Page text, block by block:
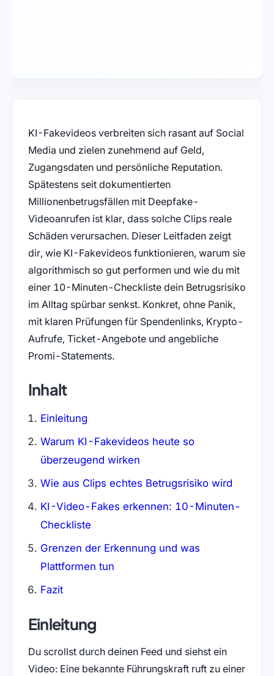
KI-Fakevideos verbreiten sich rasant auf Social
Media und zielen zunehmend auf Geld,
Zugangsdaten und persönliche Reputation.
Spätestens seit dokumentierten
Millionenbetrugsfällen mit Deepfake-
Videoanrufen ist klar, dass solche Clips reale
Schäden verursachen. Dieser Leitfaden zeigt
dir, wie KI-Fakevideos funktionieren, warum sie
algorithmisch so gut performen und wie du mit
einer 10-Minuten-Checkliste dein Betrugsrisiko
im Alltag spürbar senkst. Konkret, ohne Panik,
mit klaren Prüfungen für Spendenlinks, Krypto-
Aufrufe, Ticket-Angebote und angebliche
Promi-Statements.
Inhalt
Einleitung
Warum KI-Fakevideos heute so
überzeugend wirken
Wie aus Clips echtes Betrugsrisiko wird
KI-Video-Fakes erkennen: 10-Minuten-
Checkliste
Grenzen der Erkennung und was
Plattformen tun
Fazit
Einleitung
Du scrollst durch deinen Feed und siehst ein
Video: Eine bekannte Führungskraft ruft zu einer